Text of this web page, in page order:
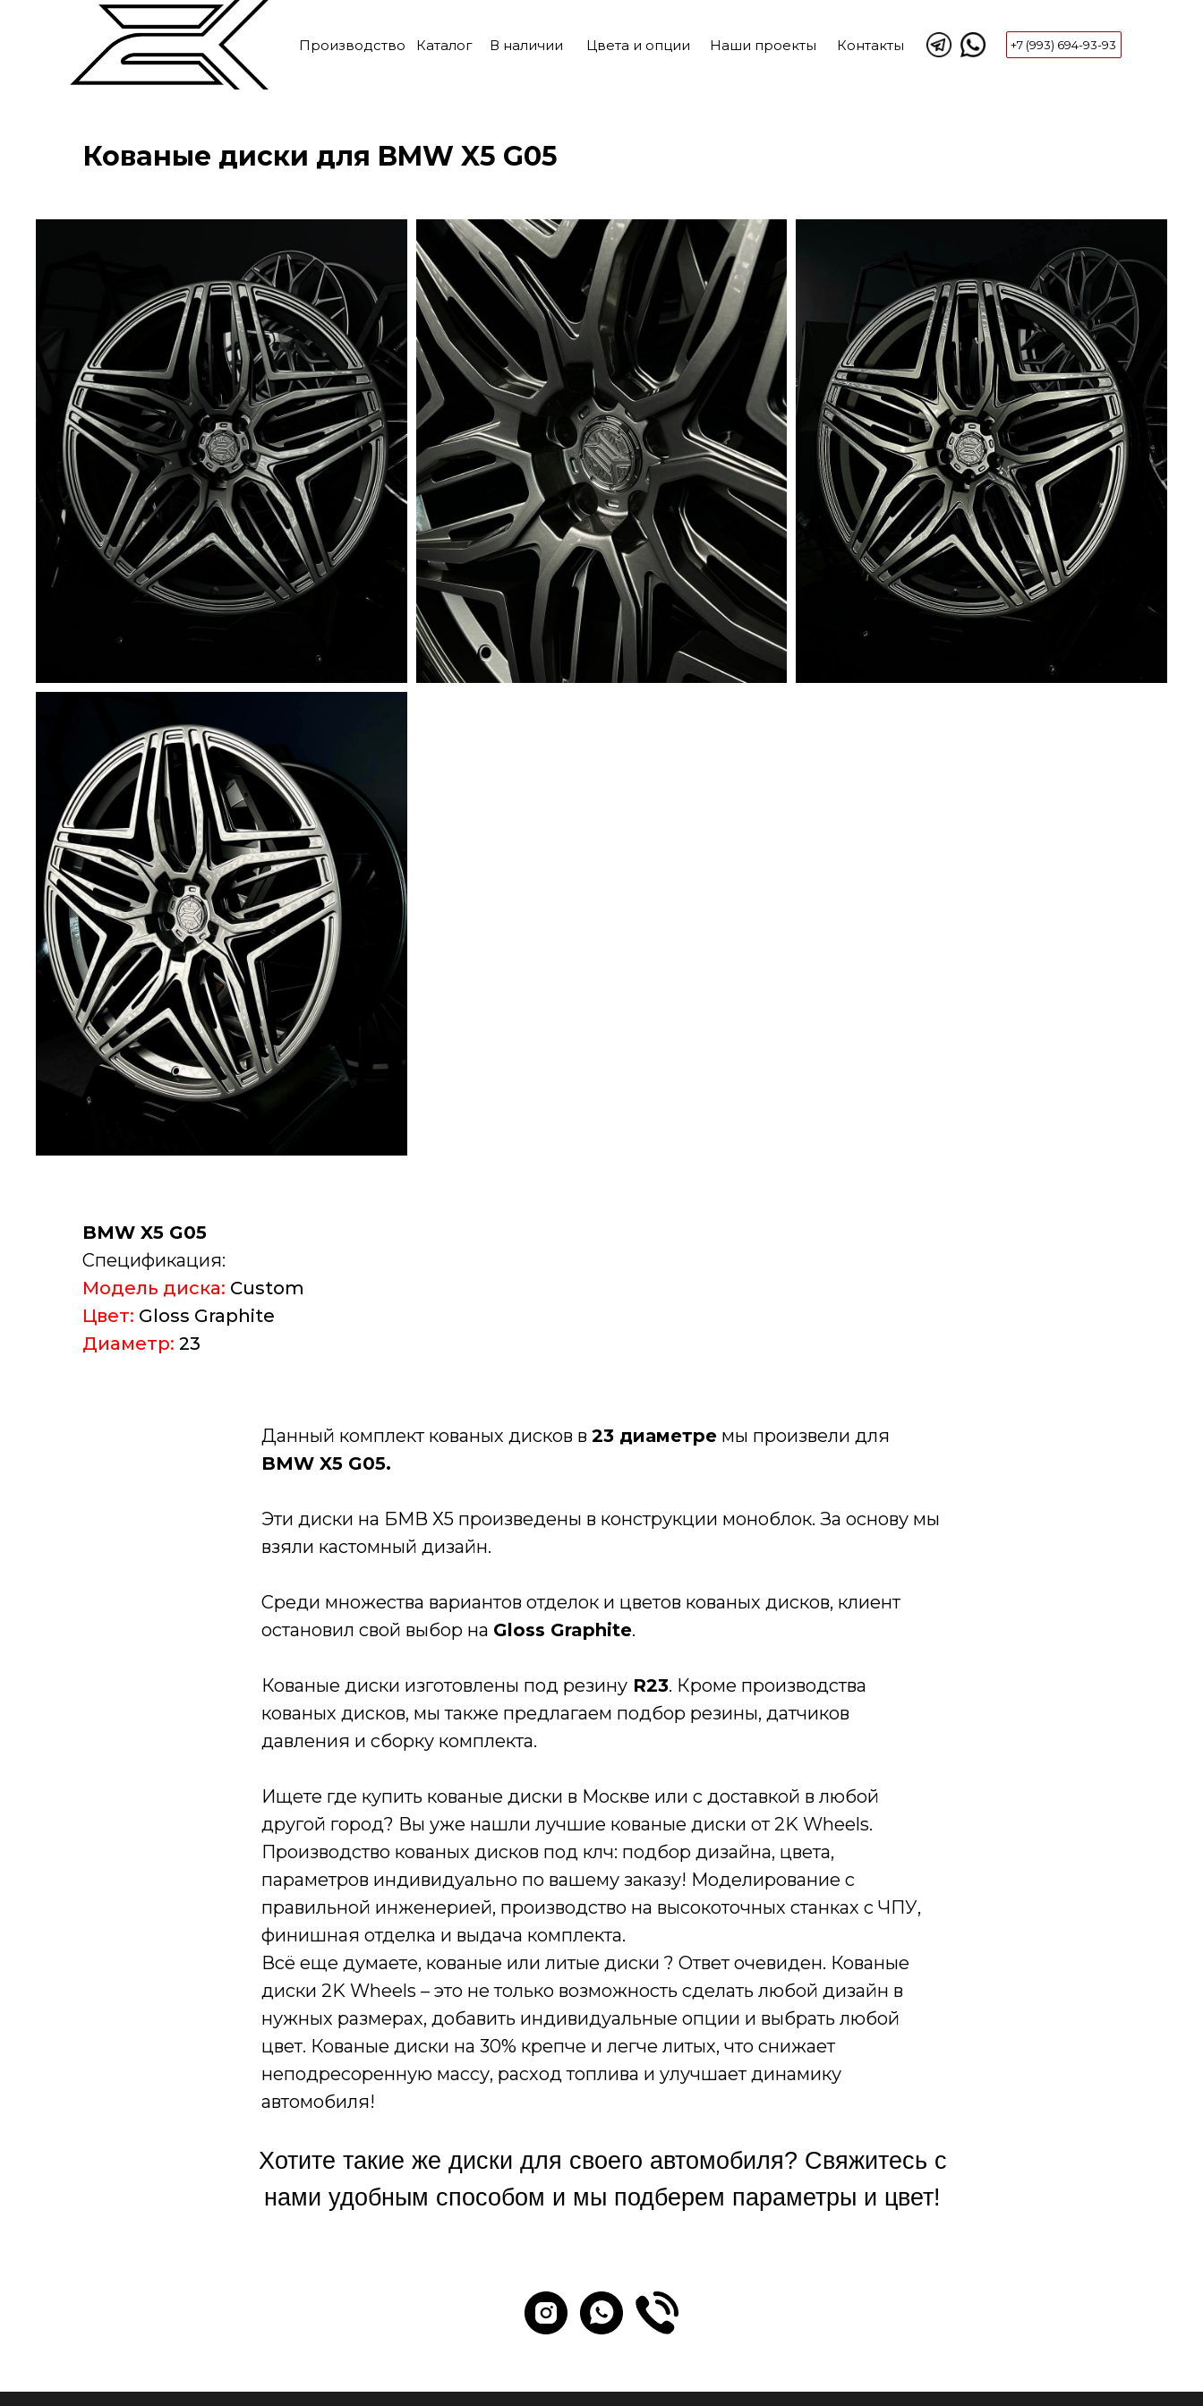
Производство Каталог В наличии Цвета и опции Наши проекты Контакты +7 (993) 694-93-93
Кованые диски для BMW X5 G05
Спецификация:
Модель диска: Custom
Цвет: Gloss Graphite
Диаметр: 23
BMW X5 G05
Данный комплект кованых дисков в 23 диаметре мы произвели для
BMW X5 G05.
Эти диски на БМВ Х5 произведены в конструкции моноблок. За основу мы
взяли кастомный дизайн.
Среди множества вариантов отделок и цветов кованых дисков, клиент
остановил свой выбор на Gloss Graphite.
Кованые диски изготовлены под резину R23. Кроме производства
кованых дисков, мы также предлагаем подбор резины, датчиков
давления и сборку комплекта.
Ищете где купить кованые диски в Москве или с доставкой в любой
другой город? Вы уже нашли лучшие кованые диски от 2K Wheels.
Производство кованых дисков под клч: подбор дизайна, цвета,
параметров индивидуально по вашему заказу! Моделирование с
правильной инженерией, производство на высокоточных станках с ЧПУ,
финишная отделка и выдача комплекта.
Всё еще думаете, кованые или литые диски ? Ответ очевиден. Кованые
диски 2K Wheels – это не только возможность сделать любой дизайн в
нужных размерах, добавить индивидуальные опции и выбрать любой
цвет. Кованые диски на 30% крепче и легче литых, что снижает
неподресоренную массу, расход топлива и улучшает динамику
автомобиля!
Хотите такие же диски для своего автомобиля? Свяжитесь с
нами удобным способом и мы подберем параметры и цвет!